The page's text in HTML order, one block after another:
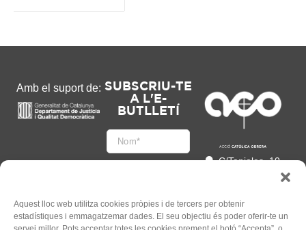
Aquest lloc web utilitza cookies pròpies i de tercers per obtenir
estadístiques i emmagatzemar dades. El seu objectiu és poder oferir-te un
Amb el suport de: SUBSCRIU-TE
A L'E-
BUTLLETÍ
C/Tapioles, 10
93 505 86 86
hola@acocat.org